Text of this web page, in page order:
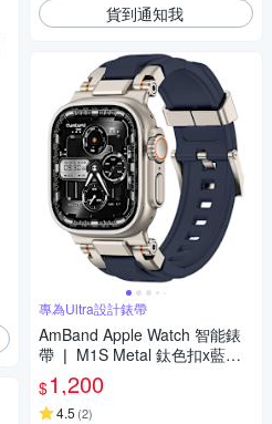
貨到通知我
專為Ultra設計錶帶
AmBand Apple Watch 智能錶
帶 ❘ M1S Metal 鈦色扣x藍錶
帶 ❘ 49mm - Apple Watch Ultr
a 2 / 1
$1,200
4.5 (2)